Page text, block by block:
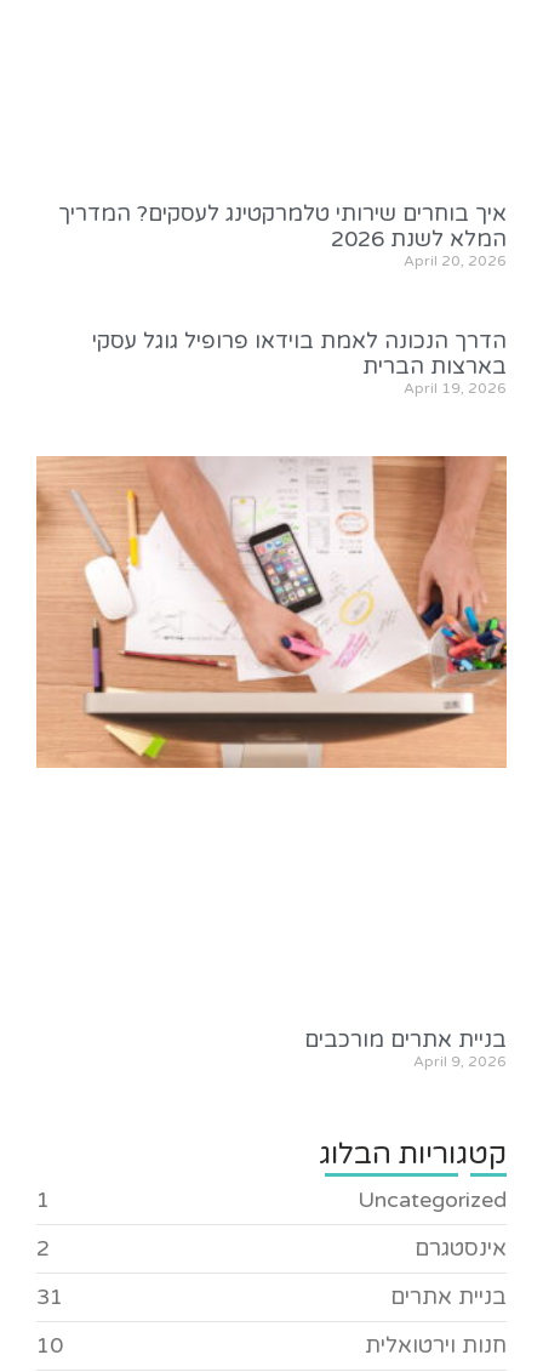
איך בוחרים שירותי טלמרקטינג לעסקים? המדריך
המלא לשנת 2026
April 20, 2026
הדרך הנכונה לאמת בוידאו פרופיל גוגל עסקי
בארצות הברית
April 19, 2026
בניית אתרים מורכבים
April 9, 2026
קטגוריות הבלוג
Uncategorized
1
אינסטגרם
2
בניית אתרים
31
חנות וירטואלית
10